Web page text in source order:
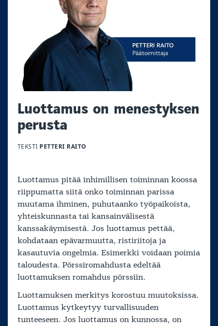
Luottamus on menestyksen
perusta
TEKSTI PETTERI RAITO
Luottamus pitää inhimillisen toiminnan koossa
riippumatta siitä onko toiminnan parissa
muutama ihminen, puhutaanko työpaikoista,
yhteiskunnasta tai kansainvälisestä
kanssakäymisestä. Jos luottamus pettää,
kohdataan epävarmuutta, ristiriitoja ja
kasautuvia ongelmia. Esimerkki voidaan poimia
taloudesta. Pörssiromahdusta edeltää
luottamuksen romahdus pörssiin.
Luottamuksen merkitys korostuu muutoksissa.
Luottamus kytkeytyy turvallisuuden
tunteeseen. Jos luottamus on kunnossa, on